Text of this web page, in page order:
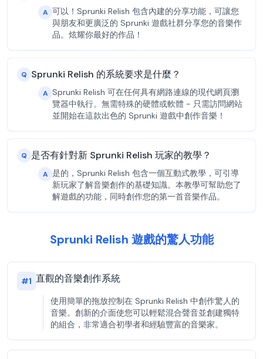
A 可以！Sprunki Relish 包含內建的分享功能，可讓您
與朋友和更廣泛的 Sprunki 遊戲社群分享您的音樂作
品。炫耀你最好的作品！
Q Sprunki Relish 的系統要求是什麼？
A Sprunki Relish 可在任何具有網路連線的現代網頁瀏
覽器中執行。無需特殊的硬體或軟體 - 只需訪問網站
並開始在這款出色的 Sprunki 遊戲中創作音樂！
Q 是否有針對新 Sprunki Relish 玩家的教學？
A 是的，Sprunki Relish 包含一個互動式教學，可引導
新玩家了解音樂創作的基礎知識。本教學可幫助您了
解遊戲的功能，同時創作您的第一首音樂作品。
Sprunki Relish 遊戲的驚人功能
#1 直觀的音樂創作系統
使用簡單的拖放控制在 Sprunki Relish 中創作驚人的
音樂。創新的介面使您可以輕鬆混合聲音並創建獨特
的組合，非常適合初學者和經驗豐富的音樂家。